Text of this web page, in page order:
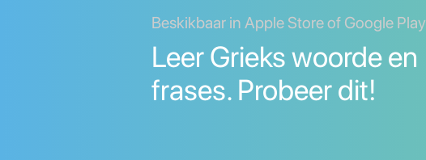
Beskikbaar in Apple Store of Google Play
Leer Grieks woorde en
frases. Probeer dit!